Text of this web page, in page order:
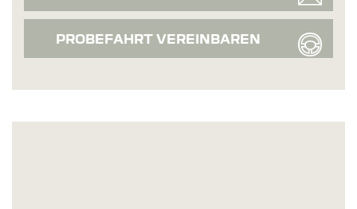
PROBEFAHRT VEREINBAREN